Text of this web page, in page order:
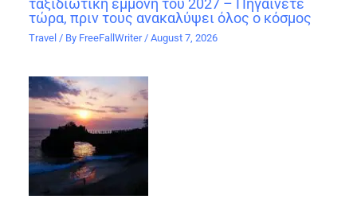
ταξιδιωτική εμμονή του 2027 – Πηγαίνετε
τώρα, πριν τους ανακαλύψει όλος ο κόσμος
Travel / By FreeFallWriter /August 7, 2026